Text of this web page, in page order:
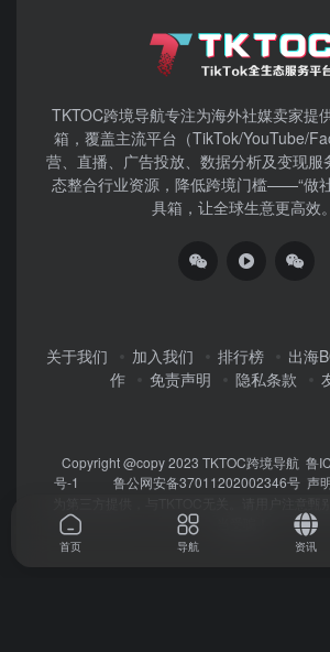
TKTOC跨境导航​专注为海外社媒卖家提
箱，覆盖主流平台（TikTok/YouTube/
营、直播、广告投放、数据分析及变现服
态整合行业资源，降低跨境门槛——“做
具箱，让全球生意更高效
关于我们 加入我们 排行榜 出海
作
免责声明 隐私条款
Copyright @copy 2023 TKTOC跨境导航 鲁
号-1
鲁公网安备37011202002346号 声
首页 导航 资讯